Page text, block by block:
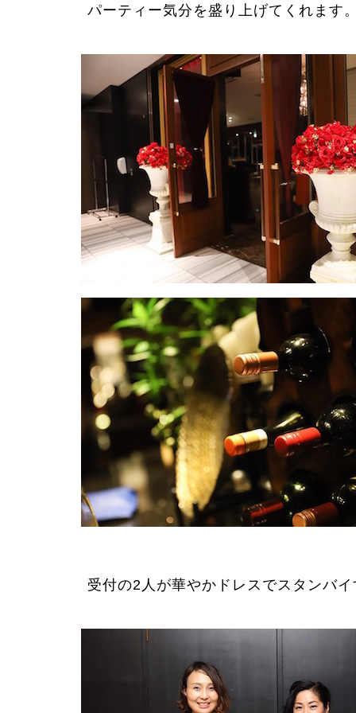
パーティー気分を盛り上げてくれます
受付の2人が華やかドレスでスタンバ